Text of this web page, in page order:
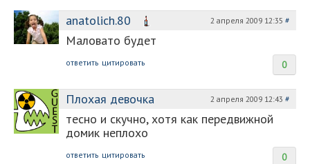
anatolich.80 2 апреля 2009 12:35 #
Маловато будет
0
ответить цитировать
Плохая девочка 2 апреля 2009 12:43 #
тесно и скучно, хотя как передвижной
домик неплохо
0
ответить цитировать